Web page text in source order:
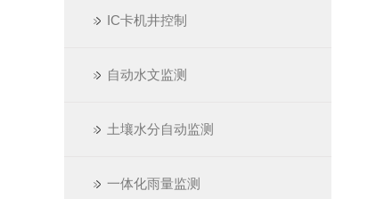
IC卡机井控制
自动水文监测
土壤水分自动监测
一体化雨量监测